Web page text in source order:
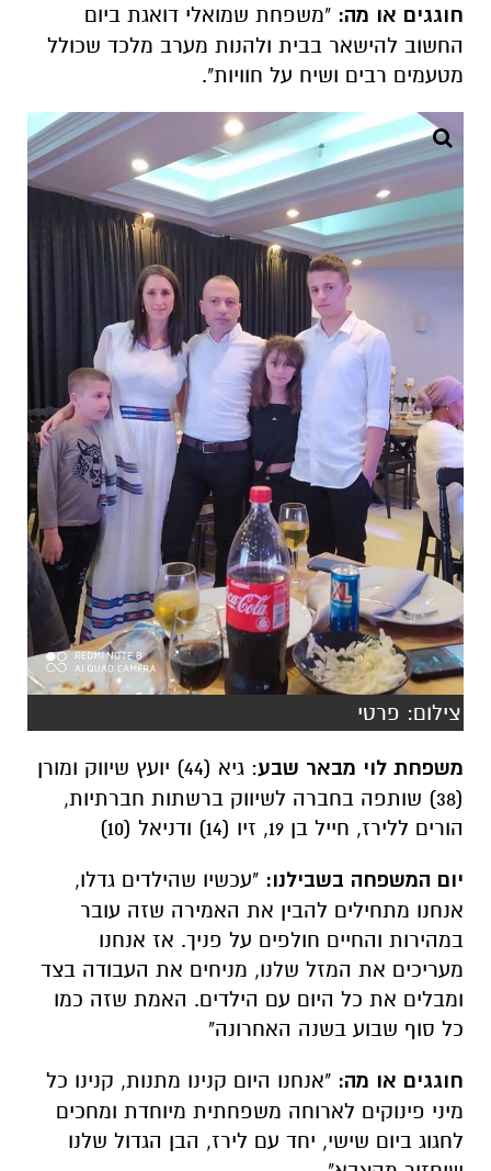
חוגגים או מה: "משפחת שמואלי דואגת ביום
החשוב להישאר בבית ולהנות מערב מלכד שכולל
מטעמים רבים ושיח על חוויות".
צילום: פרטי
משפחת לוי מבאר שבע
: גיא (44) יועץ שיווק ומורן
(38) שותפה בחברה לשיווק ברשתות חברתיות,
הורים ללירז, חייל בן 19, זיו (14) ודניאל (10)
יום המשפחה בשבילנו: "עכשיו שהילדים גדלו,
אנחנו מתחילים להבין את האמירה שזה עובר
במהירות והחיים חולפים על פניך. אז אנחנו
מעריכים את המזל שלנו, מניחים את העבודה בצד
ומבלים את כל היום עם הילדים. האמת שזה כמו
כל סוף שבוע בשנה האחרונה"
חוגגים או מה: "אנחנו היום קנינו מתנות, קנינו כל
מיני פינוקים לארוחה משפחתית מיוחדת ומחכים
לחגוג ביום שישי, יחד עם לירז, הבן הגדול שלנו